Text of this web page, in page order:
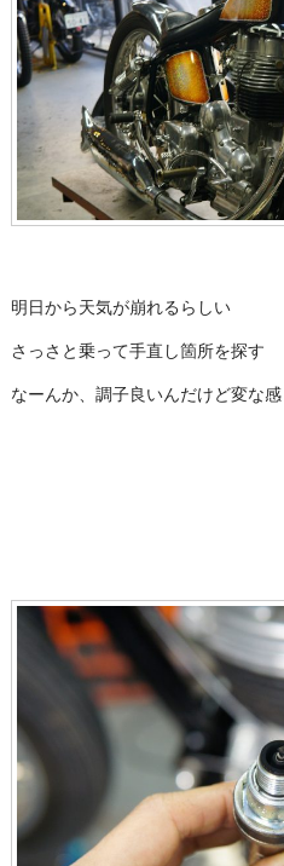
明日から天気が崩れるらしい
さっさと乗って手直し箇所を探す
なーんか、調子良いんだけど変な感